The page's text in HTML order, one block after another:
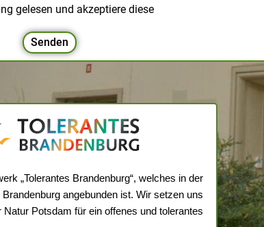
gelesen und akzeptiere diese
„Tolerantes Brandenburg“, welches in der
angebunden ist. Wir setzen uns
Potsdam für ein offenes und tolerantes